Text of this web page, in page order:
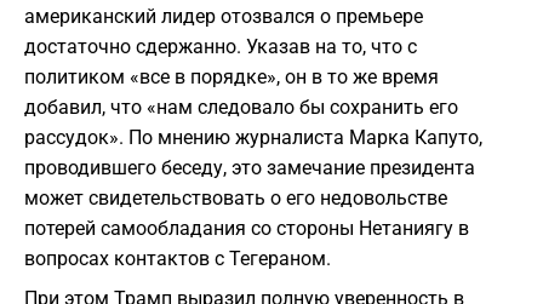
американский лидер отозвался о премьере
достаточно сдержанно. Указав на то, что с
политиком «все в порядке», он в то же время
добавил, что «нам следовало бы сохранить его
рассудок». По мнению журналиста Марка Капуто,
проводившего беседу, это замечание президента
может свидетельствовать о его недовольстве
потерей самообладания со стороны Нетаниягу в
вопросах контактов с Тегераном.
​При этом Трамп выразил полную уверенность в